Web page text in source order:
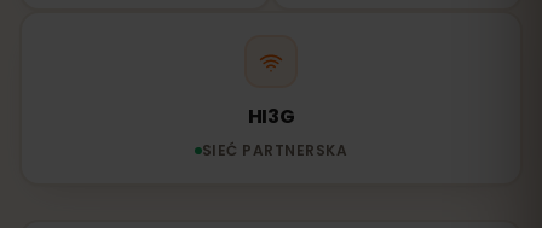
HI3G
SIEĆ PARTNERSKA